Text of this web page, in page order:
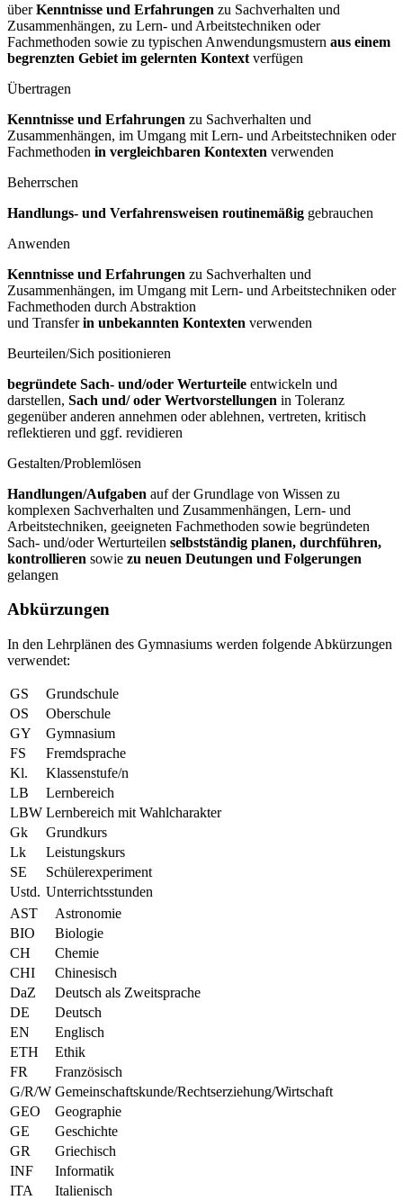
überKenntnisse und Erfahrungen zu Sachverhalten und
Zusammenhängen, zu Lern- und Arbeitstechniken oder
Fachmethoden sowie zu typischen Anwendungsmustern aus einem
begrenzten Gebiet im gelernten Kontext verfügen
Übertragen
Kenntnisse und Erfahrungen zu Sachverhalten und
Zusammenhängen, im Umgang mit Lern- und Arbeitstechniken oder
Fachmethoden in vergleichbaren Kontexten verwenden
Beherrschen
Handlungs- und Verfahrensweisen routinemäßig gebrauchen
Anwenden
Kenntnisse und Erfahrungen zu Sachverhalten und
Zusammenhängen, im Umgang mit Lern- und Arbeitstechniken oder
Fachmethoden durch Abstraktion
und Transferin unbekannten Kontexten verwenden
Beurteilen/Sich positionieren
begründete Sach- und/oder Werturteile entwickeln und
darstellen, Sach und/oder Wertvorstellungen in Toleranz
gegenüber anderen annehmen oder ablehnen, vertreten, kritisch
reflektieren und ggf. revidieren
Gestalten/Problemlösen
Handlungen/Aufgaben auf der Grundlage von Wissen zu
komplexen Sachverhalten und Zusammenhängen, Lern- und
Arbeitstechniken, geeigneten Fachmethoden sowie begründeten
Sach- und/oder Werturteilen selbstständig planen, durchführen,
kontrollieren sowie zu neuen Deutungen und Folgerungen
gelangen
Abkürzungen
In den Lehrplänen des Gymnasiums werden folgende Abkürzungen
verwendet:
GS
Grundschule
OS
Oberschule
GY
Gymnasium
FS
Fremdsprache
Kl.
Klassenstufe/n
LB
Lernbereich
LBW Lernbereich mit Wahlcharakter
Gk
Grundkurs
Lk
Leistungskurs
SE
Schülerexperiment
Ustd. Unterrichtsstunden
AST
Astronomie
BIO
Biologie
CH
Chemie
CHI
Chinesisch
DaZ
Deutsch als Zweitsprache
DE
Deutsch
EN
Englisch
ETH
Ethik
FR
Französisch
G/R/W Gemeinschaftskunde/Rechtserziehung/Wirtschaft
GEO
Geographie
GE
Geschichte
GR
Griechisch
INF
Informatik
ITA
Italienisch